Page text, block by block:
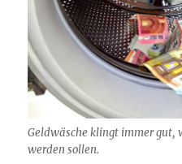
Geldwäsche klingt immer gut,
werden sollen.